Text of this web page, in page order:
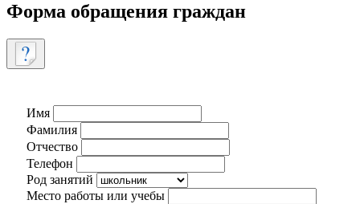
Форма обращения граждан
Имя
Фамилия
Отчество
Телефон
Род занятий
Место работы или учебы